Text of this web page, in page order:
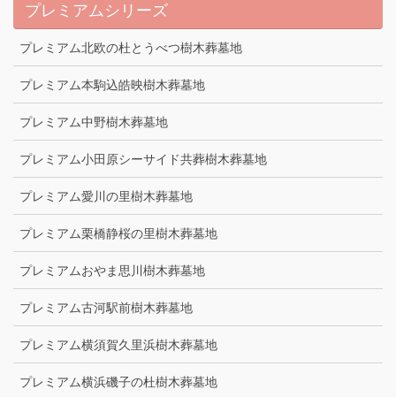
プレミアムシリーズ
プレミアム北欧の杜とうべつ樹木葬墓地
プレミアム本駒込皓映樹木葬墓地
プレミアム中野樹木葬墓地
プレミアム小田原シーサイド共葬樹木葬墓地
プレミアム愛川の里樹木葬墓地
プレミアム栗橋静桜の里樹木葬墓地
プレミアムおやま思川樹木葬墓地
プレミアム古河駅前樹木葬墓地
プレミアム横須賀久里浜樹木葬墓地
プレミアム横浜磯子の杜樹木葬墓地